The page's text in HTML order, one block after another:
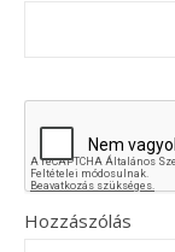
Hozzászólás